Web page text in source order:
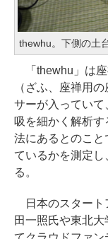
thewhu。下側の土
「thewhu」は座
（ざふ、座禅用
サーが入ってい
吸を細かく解析
法にあるとのこと
ているかを測定
る。
日本のスタート
田一照氏や東北